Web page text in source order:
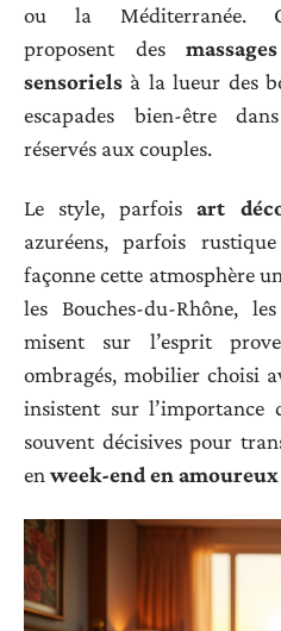
ou la Méditerranée.
proposent des
sensoriels à la lueur des
escapades bien-être
réservés aux couples.
Le style, parfoisart
azuréens, parfois
façonne cette atmosphère
les Bouches-du-Rhône,
misent sur l’esprit
ombragés, mobilier choisi
insistent sur l’importance
souvent décisives pour
enweek-end en amoureux